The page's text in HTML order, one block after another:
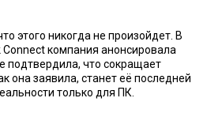
этого никогда не произойдет. В
компания анонсировала
подтвердила, что сокращает
она заявила, станет её последней
только для ПК.